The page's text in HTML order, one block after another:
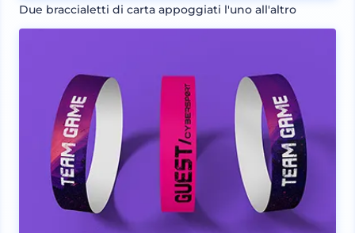
Due braccialetti di carta appoggiati l'uno all'altro